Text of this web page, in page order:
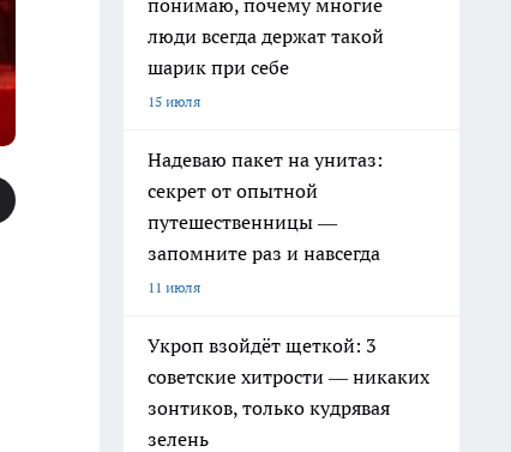
понимаю, почему многие
люди всегда держат такой
шарик при себе
15 июля
Надеваю пакет на унитаз:
секрет от опытной
путешественницы —
запомните раз и навсегда
11 июля
Укроп взойдёт щеткой: 3
советские хитрости — никаких
зонтиков, только кудрявая
зелень